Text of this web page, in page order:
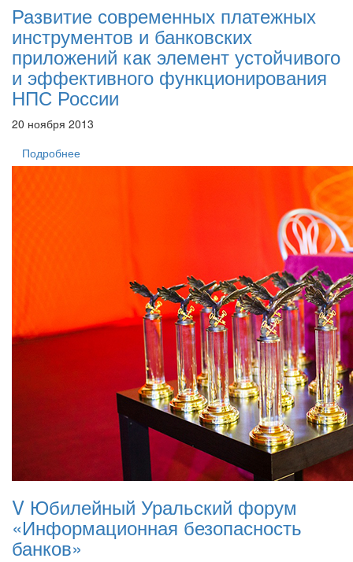
Развитие современных платежных
инструментов и банковских
приложений как элемент устойчивого
и эффективного функционирования
НПС России
20 ноября 2013
Подробнее
V Юбилейный Уральский форум
«Информационная безопасность
банков»